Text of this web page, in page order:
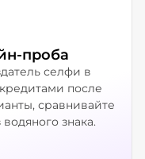
проба
селфи в
после
сравнивайте
знака.